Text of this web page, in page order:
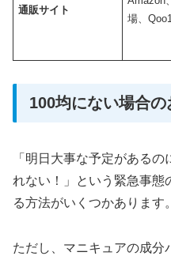
通販サイト
場、
100均にない場合
「明日大事な予定がある
れない！」という緊急事態
る方法がいくつかあります。
ただし、マニキュアの成分